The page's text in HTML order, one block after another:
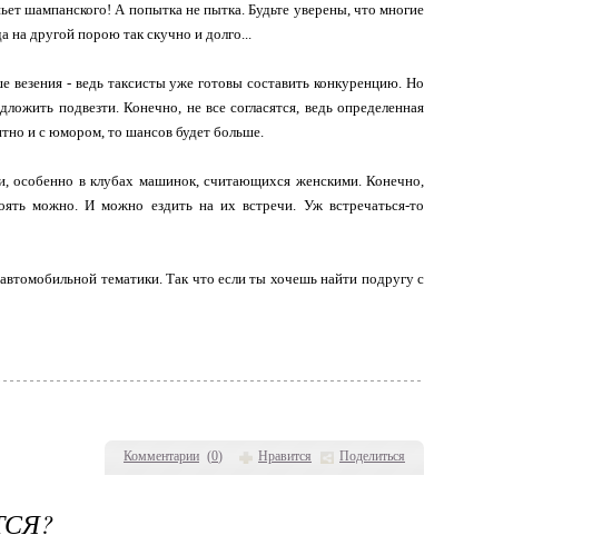
Комментарии (0) Нравится Поделиться
шампанского! А попытка не пытка. Будьте уверены, что многие
на другой порою так скучно и долго...
- ведь таксисты уже готовы составить конкуренцию. Но
подвезти. Конечно, не все согласятся, ведь определенная
и с юмором, то шансов будет больше.
особенно в клубах машинок, считающихся женскими. Конечно,
можно. И можно ездить на их встречи. Уж встречаться-то
тематики. Так что если ты хочешь найти подругу с